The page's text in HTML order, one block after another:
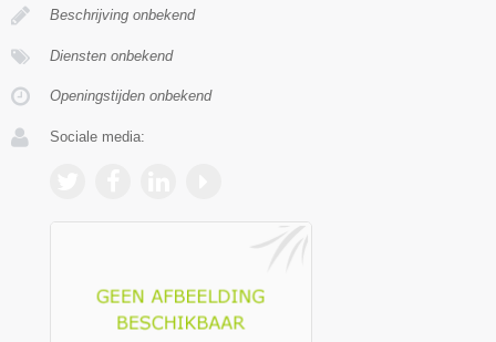
Beschrijving onbekend
Diensten onbekend
Openingstijden onbekend
Sociale media: